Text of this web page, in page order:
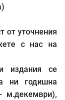
от уточнения
с нас на
издания се
ни годишна
м.декември),